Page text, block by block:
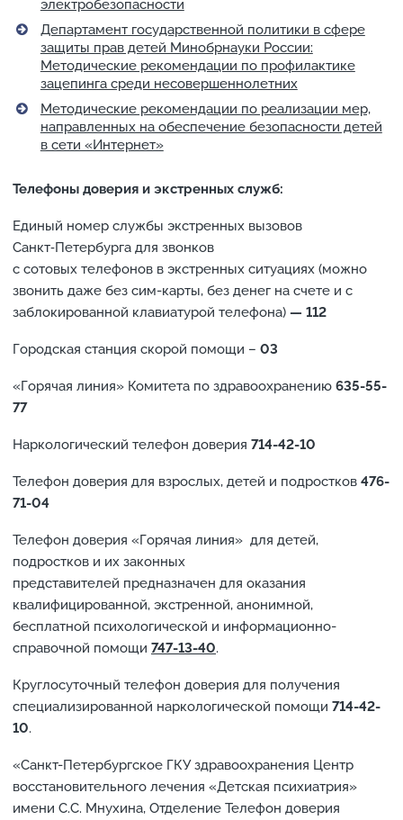
электробезопасности
Департамент государственной политики в сфере
защиты прав детей Минобрнауки России:
Методические рекомендации по профилактике
зацепинга среди несовершеннолетних
Методические рекомендации по реализации мер,
направленных на обеспечение безопасности детей
в сети «Интернет»
Телефоны доверия и экстренных служб:
Единый номер службы экстренных вызовов
Санкт‑Петербурга для звонков
с сотовых телефонов в экстренных ситуациях (можно
звонить даже без сим-карты, без денег на счете и с
заблокированной клавиатурой телефона) — 112
Городская станция скорой помощи – 03
«Горячая линия» Комитета по здравоохранению 635-55-
77
Наркологический телефон доверия 714-42-10
Телефон доверия для взрослых, детей и подростков 476-
71-04
Телефон доверия «Горячая линия» для детей,
подростков и их законных
представителей предназначен для оказания
квалифицированной, экстренной, анонимной,
бесплатной психологической и информационно-
справочной помощи 747-13-40.
Круглосуточный телефон доверия для получения
специализированной наркологической помощи 714-42-
10.
«Санкт-Петербургское ГКУ здравоохранения Центр
восстановительного лечения «Детская психиатрия»
имени С.С. Мнухина, Отделение Телефон доверия